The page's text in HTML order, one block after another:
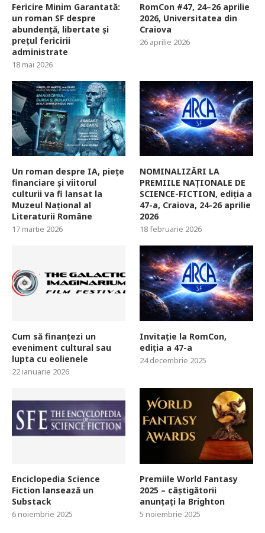
Fericire Minim Garantată:
un roman SF despre
abundență, libertate și
prețul fericirii
administrate
18 mai 2026
RomCon #47, 24–26 aprilie
2026, Universitatea din
Craiova
26 aprilie 2026
Un roman despre IA, piețe
financiare și viitorul
culturii va fi lansat la
Muzeul Național al
Literaturii Române
17 martie 2026
NOMINALIZĂRI LA
PREMIILE NAȚIONALE DE
SCIENCE-FICTION, ediția a
47-a, Craiova, 24-26 aprilie
2026
18 februarie 2026
Cum să finanțezi un
eveniment cultural sau
lupta cu eolienele
22 ianuarie 2026
Invitație la RomCon,
ediția a 47-a
24 decembrie 2025
Enciclopedia Science
Fiction lansează un
Substack
6 noiembrie 2025
Premiile World Fantasy
2025 – câștigătorii
anunțați la Brighton
5 noiembrie 2025